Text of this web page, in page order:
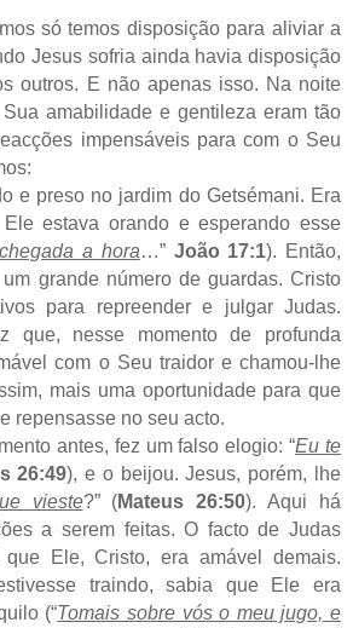
só temos disposição para aliviar a
Jesus sofria ainda havia disposição
outros. E não apenas isso. Na noite
amabilidade e gentileza eram tão
impensáveis para com o Seu
e preso no jardim do Getsémani. Era
estava orando e esperando esse
a hora…” João 17:1). Então,
grande número de guardas. Cristo
para repreender e julgar Judas.
que, nesse momento de profunda
com o Seu traidor e chamou-lhe
mais uma oportunidade para que
repensasse no seu acto.
antes, fez um falso elogio: “Eu te
26:49), e o beijou. Jesus, porém, lhe
vieste?” (Mateus 26:50). Aqui há
a serem feitas. O facto de Judas
Ele, Cristo, era amável demais.
traindo, sabia que Ele era
(“Tomais sobre vós o meu jugo, e